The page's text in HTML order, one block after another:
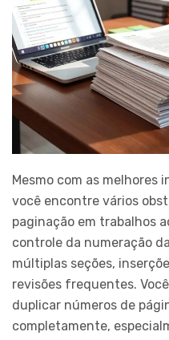
Mesmo com as melhores
você encontre vários
paginação em trabalhos
controle da numeração
múltiplas seções,
revisões frequentes.
duplicar números de
completamente,